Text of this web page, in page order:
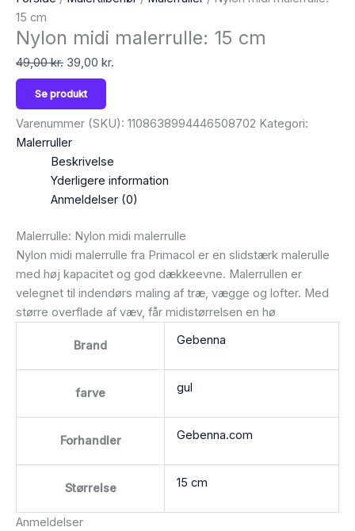
15 cm
Nylon midi malerrulle: 15 cm
49,00kr. 39,00 kr.
Se produkt
Varenummer (SKU): 1108638994446508702 Kategori:
Malerruller
Beskrivelse
Yderligere information
Anmeldelser (0)
Malerrulle: Nylon midi malerrulle
Nylon midi malerrulle fra Primacol er en slidstærk malerulle
med høj kapacitet og god dækkeevne. Malerrullen er
velegnet til indendørs maling af træ, vægge og lofter. Med
større overflade af væv, får midistørrelsen en hø
Brand Gebenna
farve gul
Forhandler Gebenna.com
Størrelse 15 cm
Anmeldelser